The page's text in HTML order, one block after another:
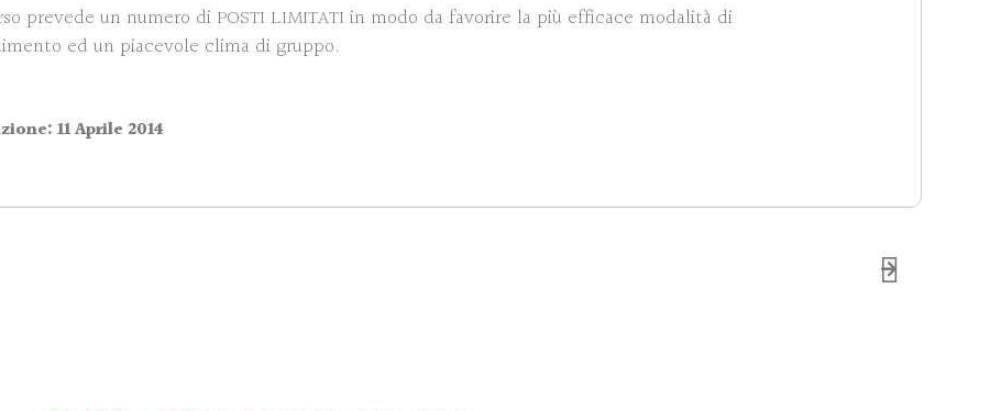
prevede un numero di POSTI LIMITATI in modo da favorire la più efficace modalità di
ed un piacevole clima di gruppo.
11 Aprile 2014